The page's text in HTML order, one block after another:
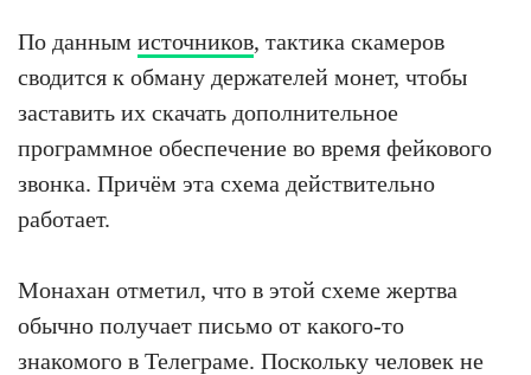
По данным источников, тактика скамеров
сводится к обману держателей монет, чтобы
заставить их скачать дополнительное
программное обеспечение во время фейкового
звонка. Причём эта схема действительно
работает.
Монахан отметил, что в этой схеме жертва
обычно получает письмо от какого-то
знакомого в Телеграме. Поскольку человек не